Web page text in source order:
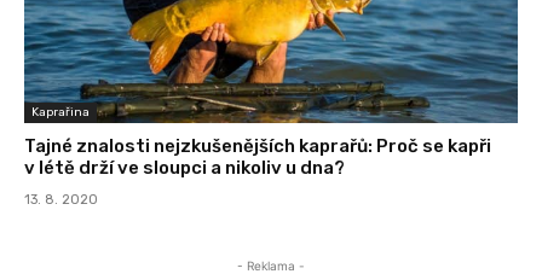
Kaprařina
Tajné znalosti nejzkušenějších kaprařů: Proč se kapři
v létě drží ve sloupci a nikoliv u dna?
13. 8. 2020
- Reklama -